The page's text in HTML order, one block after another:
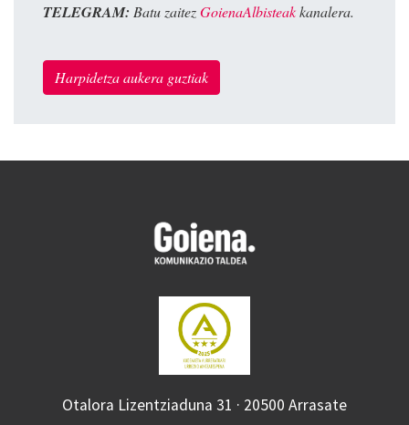
TELEGRAM: Batu zaitezGoienaAlbisteakkanalera.
Harpidetza aukera guztiak
Otalora Lizentziaduna 31 · 20500 Arrasate